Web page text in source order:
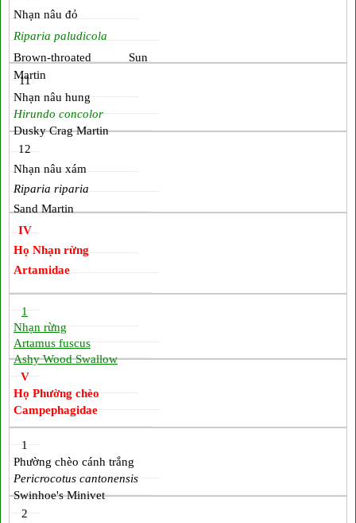
Nhạn nâu đỏ
Riparia paludicola
Brown-throated Sun
Martin
11
Nhạn nâu hung
Hirundo concolor
Dusky Crag Martin
12
Nhạn nâu xám
Riparia riparia
Sand Martin
IV
Họ Nhạn rừng
Artamidae
1
Nhạn rừng
Artamus fuscus
Ashy Wood Swallow
V
Họ Phường chèo
Campephagidae
1
Phường chèo cánh trắng
Pericrocotus cantonensis
Swinhoe's Minivet
2